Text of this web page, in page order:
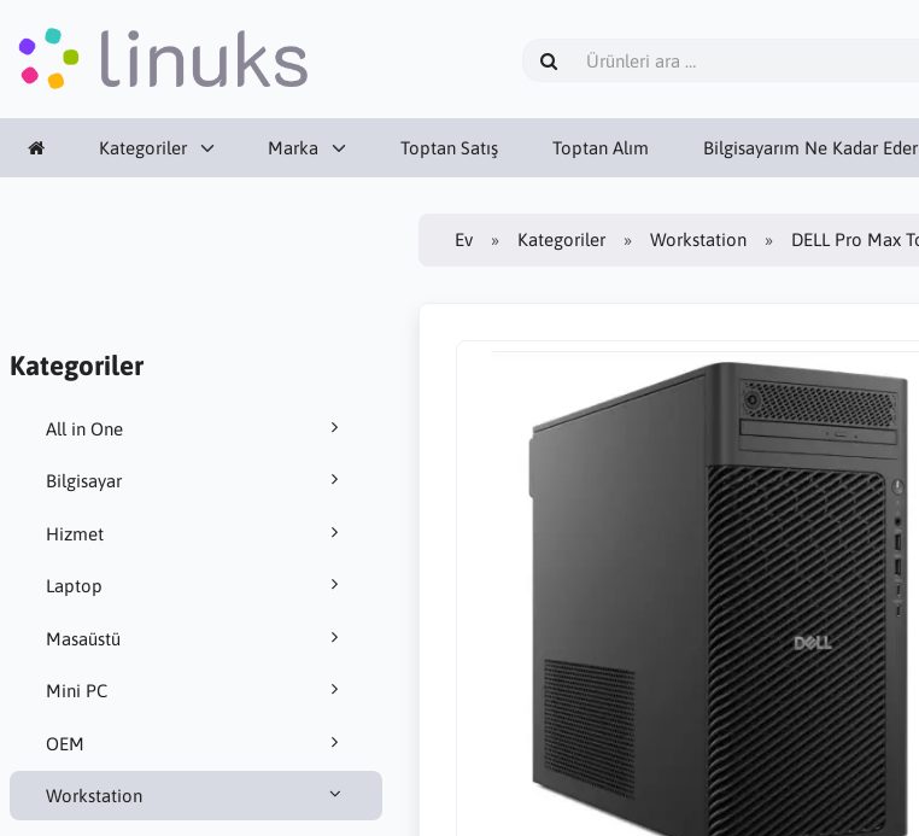
Kategoriler Marka Toptan Satış Toptan Alım Bilgisayarım Ne Kadar Eder
Kategoriler
All in One
Bilgisayar
Hizmet
Laptop
Masaüstü
Mini PC
OEM
Workstation
Ev Kategoriler Workstation DELL Pro Max